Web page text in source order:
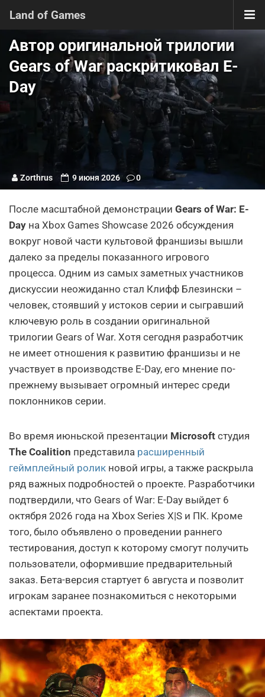
Land of Games
Автор оригинальной трилогии
Gears of War раскритиковал E-
Day
Zorthrus 9 июня 2026 0
После масштабной демонстрации Gears of War: E-
Day на Xbox Games Showcase 2026 обсуждения
вокруг новой части культовой франшизы вышли
далеко за пределы показанного игрового
процесса. Одним из самых заметных участников
дискуссии неожиданно стал Клифф Блезински –
человек, стоявший у истоков серии и сыгравший
ключевую роль в создании оригинальной
трилогии Gears of War. Хотя сегодня разработчик
не имеет отношения к развитию франшизы и не
участвует в производстве E-Day, его мнение по-
прежнему вызывает огромный интерес среди
поклонников серии.
Во время июньской презентации Microsoft студия
The Coalition представила расширенный
геймплейный ролик новой игры, а также раскрыла
ряд важных подробностей о проекте. Разработчики
подтвердили, что Gears of War: E-Day выйдет 6
октября 2026 года на Xbox Series X|S и ПК. Кроме
того, было объявлено о проведении раннего
тестирования, доступ к которому смогут получить
пользователи, оформившие предварительный
заказ. Бета-версия стартует 6 августа и позволит
игрокам заранее познакомиться с некоторыми
аспектами проекта.